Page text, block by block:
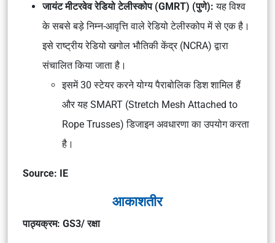
जायंट मीटरवेव रेडियो टेलीस्कोप (GMRT) (पुणे): यह विश्व
के सबसे बड़े निम्न-आवृत्ति वाले रेडियो टेलीस्कोप में से एक है।
इसे राष्ट्रीय रेडियो खगोल भौतिकी केंद्र (NCRA) द्वारा
संचालित किया जाता है।
इसमें 30 स्टेयर करने योग्य पैराबोलिक डिश शामिल हैं
और यह SMART (Stretch Mesh Attached to
Rope Trusses) डिजाइन अवधारणा का उपयोग करता
है।
Source: IE
आकाशतीर
पाठ्यक्रम: GS3/ रक्षा